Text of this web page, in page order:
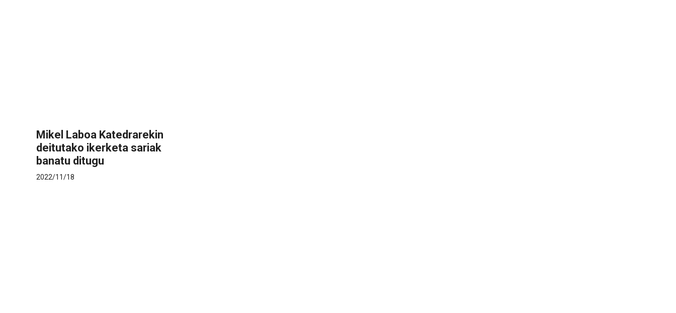
Mikel Laboa Katedrarekin
deitutako ikerketa sariak
banatu ditugu
2022/11/18